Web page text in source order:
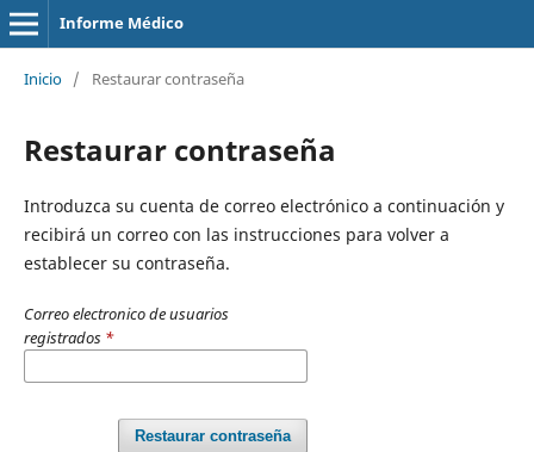
Informe Médico
Inicio / Restaurar contraseña
Restaurar contraseña
Introduzca su cuenta de correo electrónico a continuación y
recibirá un correo con las instrucciones para volver a
establecer su contraseña.
Correo electronico de usuarios
registrados *
Restaurar contraseña